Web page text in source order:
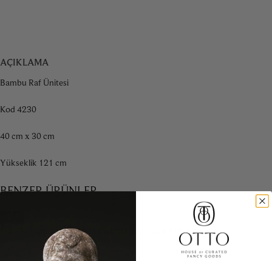
AÇIKLAMA
Bambu Raf Ünitesi
Kod 4230
40 cm x 30 cm
Yükseklik 121 cm
BENZER ÜRÜNLER
MARKÜTERILI VE HAZERANLI FRANSIZ BANKET